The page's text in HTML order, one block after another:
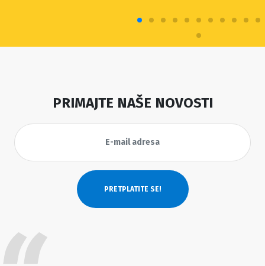
PRIMAJTE NAŠE NOVOSTI